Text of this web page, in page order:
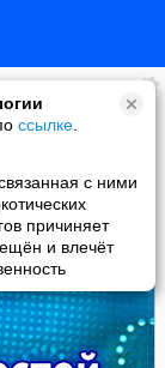
ссылке
с ними
причиняет
и влечёт